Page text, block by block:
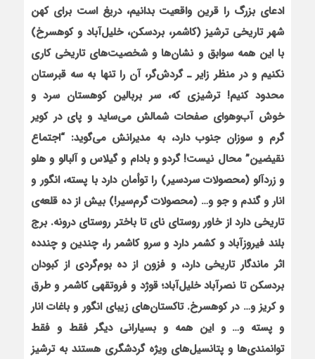
ادعای بزرگ را قرین واقعیت بدانیم، دریغ است برای کهن
شهر تاریخی ترشیز (کاشمر، بردسکن، خلیل‌آباد و کوه‏سرخ)
با این همه سوابق و نشان‌ها و شخصیت‌های تاریخی کاری
نکنیم و در منظر زایرـگردش‌گر، آن را تنها به سه قبرستان
محدود کنیم! ترشیزی که، سر بربالین کوهستان سرد و
خوش آب‌وهوای صفحات شمالش می‌ساید و پای در کویر
گرم و سوزان جنوب دارد، به مدیرانش می‌گوید: “اجتماع
نقیضین” محال نیست! گردو و بادام و گیلاس و آلبالو و هلو
و زردآلو (محصولات سردسیر) را توأمان دارد با پسته، انگور و
انار و گندم و جو و… (محصولات گرم‌سیر!) بیش از ده قلعه‌ی
تاریخی دارد از خاور روستای نای تا باختر روستای درونه. برج
بلند فیروزآباد و کشمر دارد و سرو کاشمر را، چندین و چندده
اثر ماندگار تاریخی دارد، و فزون از ده بوم‌گردی از کبودان
بردسکن تا نصرآباد خلیل‌آباد؛ قوژد و فروتقه‏ی کاشمر و طرق
و کریز و… در کوه‏سرخ. تاکستان‌های زیبای انگور و باغات انار
و پسته و… و این همه و بسیارانی دیگر فقط و فقط
توانمندی‌ها و پتانسیل‌های ویژه گردش‏گری هستند به ترشیز